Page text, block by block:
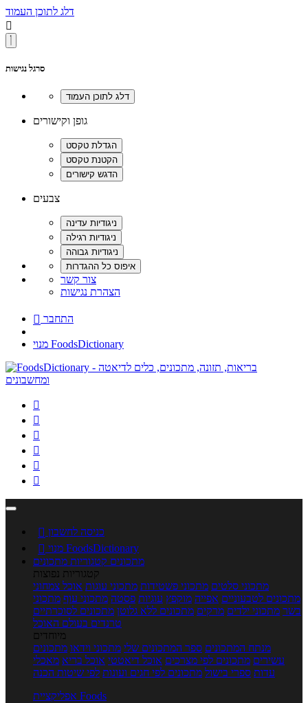
דלג לתוכן העמוד

סרגל נגישות
גופן וקישורים
צבעים
צור קשר
הצהרת נגישות
 התחבר
מנוי FoodsDictionary






 כניסה לחשבון

מנוי FoodsDictionary
מתכונים קטגוריות מתכונים
קטגוריות נפוצות
מתכוני סלטים מתכוני פשטידות מתכוני עוגות אוכל צמחוני
מתכונים לטבעוניים אפייה מוקפץ עוגיות פסטה מתכוני עוף מתכוני
בשר מתכוני ילדים מרקים מתכונים ללא גלוטן מתכונים לסוכרתיים
טרנדים בעולם האוכל
מיוחדים
מנתח המתכונים ספר המתכונים שלי מתכוני וידאו מתכונים
עשירים מתכונים לפי מצרכים אוכל דיאטטי אוכל בריא מאכלי
עדות ספרי בישול מתכונים לפי חגים ועונות לפי שיטות הכנה
אפליקציית Foods